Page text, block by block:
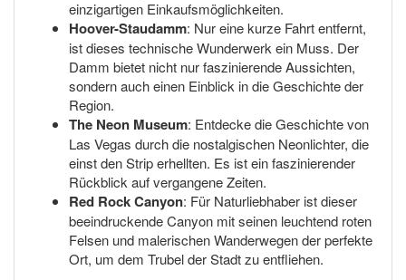
einzigartigen Einkaufsmöglichkeiten.
Hoover-Staudamm: Nur eine kurze Fahrt entfernt,
ist dieses technische Wunderwerk ein Muss. Der
Damm bietet nicht nur faszinierende Aussichten,
sondern auch einen Einblick in die Geschichte der
Region.
The Neon Museum: Entdecke die Geschichte von
Las Vegas durch die nostalgischen Neonlichter, die
einst den Strip erhellten. Es ist ein faszinierender
Rückblick auf vergangene Zeiten.
Red Rock Canyon: Für Naturliebhaber ist dieser
beeindruckende Canyon mit seinen leuchtend roten
Felsen und malerischen Wanderwegen der perfekte
Ort, um dem Trubel der Stadt zu entfliehen.